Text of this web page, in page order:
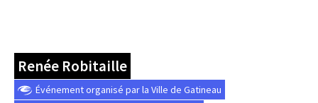
Renée Robitaille
Événement organisé par la Ville de Gatineau